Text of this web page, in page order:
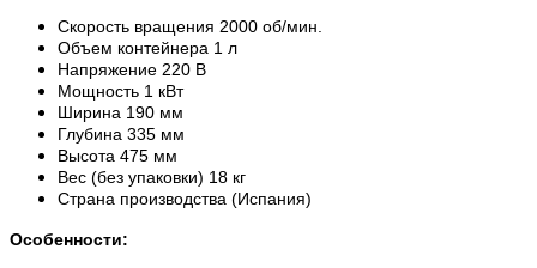
Скорость вращения 2000 об/мин.
Объем контейнера 1 л
Напряжение 220 В
Мощность 1 кВт
Ширина 190 мм
Глубина 335 мм
Высота 475 мм
Вес (без упаковки) 18 кг
Страна производства (Испания)
Особенности: